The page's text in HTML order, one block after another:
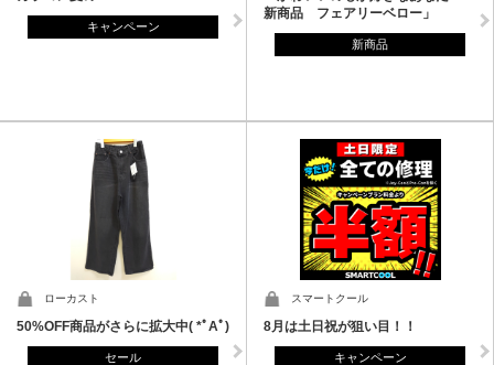
キャンペーン
新商品 フェアリーベロー」
新商品
ローカスト
50%OFF商品がさらに拡大中( *ﾟAﾟ)
セール
スマートクール
8月は土日祝が狙い目！！
キャンペーン